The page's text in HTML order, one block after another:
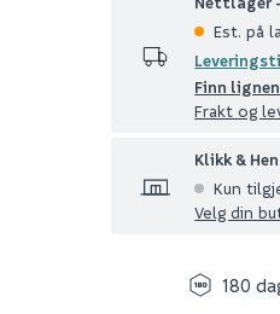
Est. på
Finn
Frakt og
Klikk &
Kun
Velg din
180